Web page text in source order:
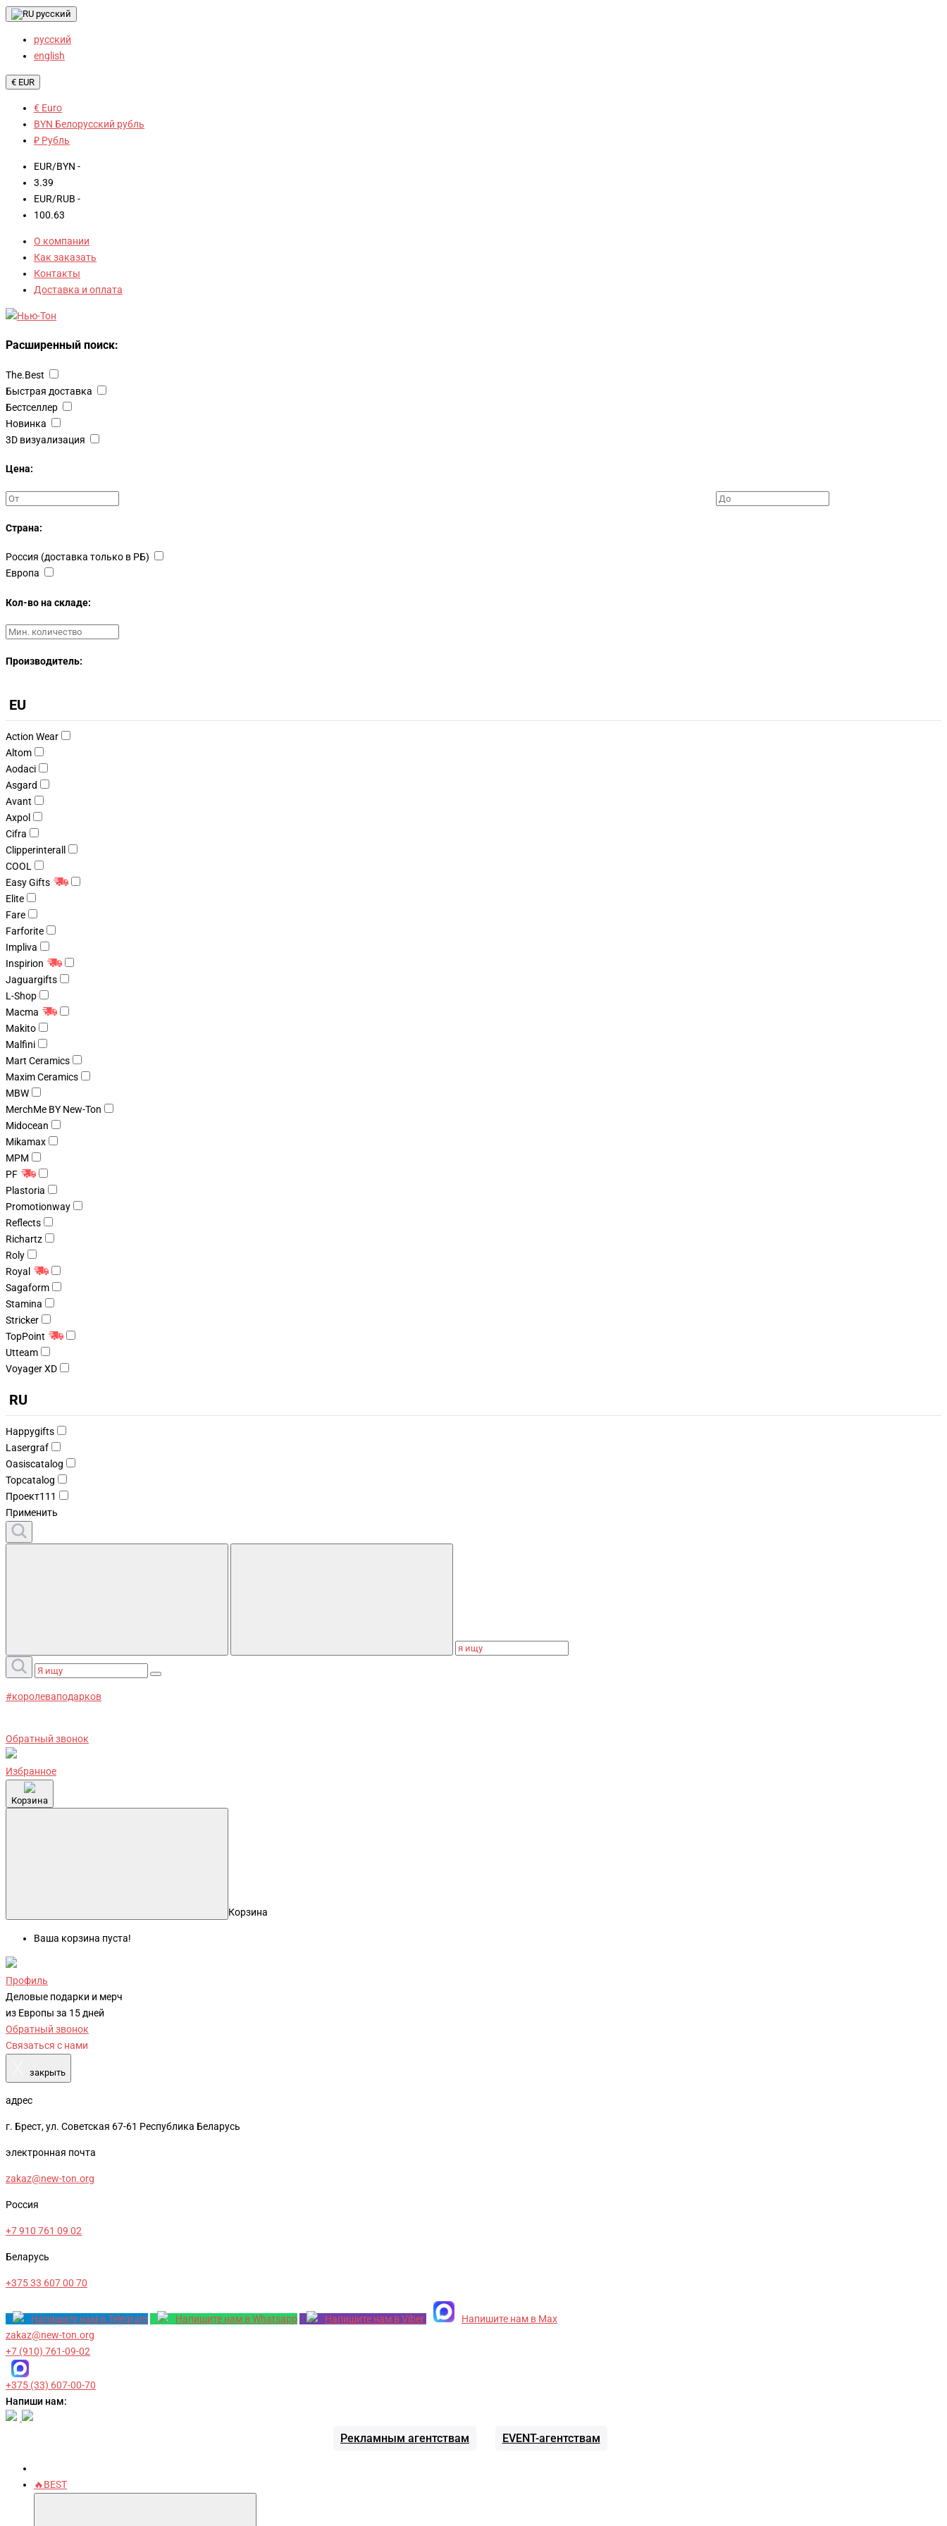
русский
русский
english
€ EUR
€ Euro
BYN Белорусский рубль
₽ Рубль
EUR/BYN -
3.39
EUR/RUB -
100.63
О компании
Как заказать
Контакты
Доставка и оплата
Расширенный поиск:
The.Best
Быстрая доставка
Бестселлер
Новинка
3D визуализация
Цена:
Страна:
Россия (доставка только в РБ)
Европа
Кол-во на складе:
Производитель:
EU
Action Wear
Altom
Aodaci
Asgard
Avant
Axpol
Cifra
Clipperinterall
COOL
Easy Gifts
Elite
Fare
Farforite
Impliva
Inspirion
Jaguargifts
L-Shop
Macma
Makito
Malfini
Mart Ceramics
Maxim Ceramics
MBW
MerchMe BY New-Ton
Midocean
Mikamax
MPM
PF
Plastoria
Promotionway
Reflects
Richartz
Roly
Royal
Sagaform
Stamina
Stricker
TopPoint
Utteam
Voyager XD
RU
Happygifts
Lasergraf
Oasiscatalog
Topcatalog
Проект111
Применить
#королеваподарков
Обратный звонок
Избранное
Корзина
Корзина
Ваша корзина пуста!
Профиль
Деловые подарки и мерч
из Европы за 15 дней
Обратный звонок
Связаться с нами
закрыть
адрес
г. Брест, ул. Советская 67-61 Республика Беларусь
электронная почта
zakaz@new-ton.org
Россия
+7 910 761 09 02
Беларусь
+375 33 607 00 70
Напишите нам в Telegram Напишите нам в Whatsapp Напишите нам в Viber
Напишите нам в Max
zakaz@new-ton.org
+7 (910) 761-09-02
+375 (33) 607-00-70
Напиши нам:
Рекламным агентствам EVENT-агентствам
🔥BEST